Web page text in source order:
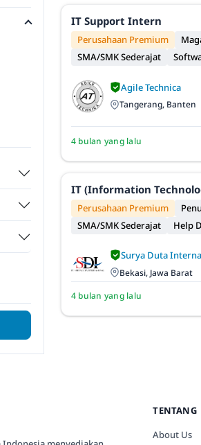
IT Support Intern
Perusahaan Premium
SMA/SMK Sederajat
Agile Technica
Tangerang, Banten
4 bulan yang lalu
IT (Information
Perusahaan Premium
SMA/SMK Sederajat
Help
Surya Duta
Bekasi, Jawa Barat
4 bulan yang lalu
TENTANG
About Us